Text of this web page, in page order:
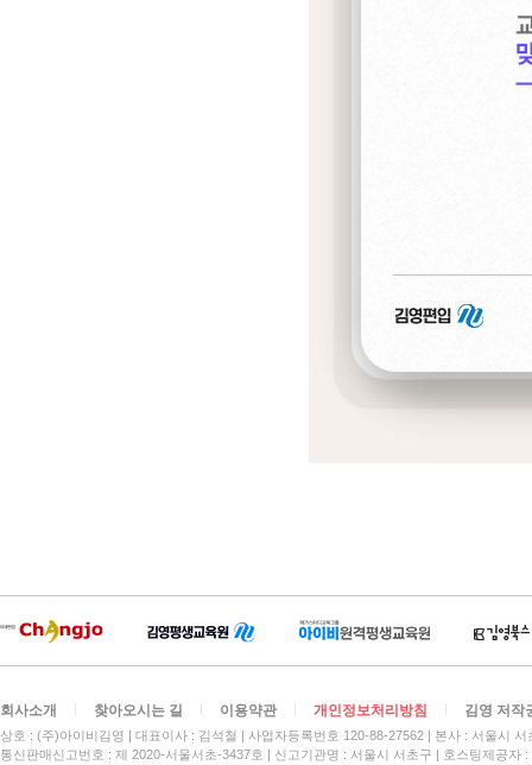
회사소개 찾아오시는 길 이용약관 개인정보처리방침 김영 저작
상호 : (주)아이비김영 대표이사 : 김석철 사업자등록번호 120-88-27562
본사 : 서울시
통신판매신고번호 : 제 2020-서울서초-3437호
신고기관명 : 서울시 서초구
호스팅제공자